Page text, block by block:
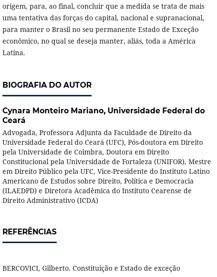
origem, para, ao final, concluir que a medida se trata de mais
uma tentativa das forças do capital, nacional e supranacional,
para manter o Brasil no seu permanente Estado de Exceção
econômico, no qual se deseja manter, aliás, toda a América
Latina.
BIOGRAFIA DO AUTOR
Cynara Monteiro Mariano, Universidade Federal do
Ceará
Advogada, Professora Adjunta da Faculdade de Direito da
Universidade Federal do Ceará (UFC), Pós-doutora em Direito
pela Universidade de Coimbra, Doutora em Direito
Constitucional pela Universidade de Fortaleza (UNIFOR), Mestre
em Direito Público pela UFC, Vice-Presidente do Instituto Latino
Americano de Estudos sobre Direito, Política e Democracia
(ILAEDPD) e Diretora Acadêmica do Instituto Cearense de
Direito Administrativo (ICDA)
REFERÊNCIAS
BERCOVICI, Gilberto. Constituição e Estado de exceção